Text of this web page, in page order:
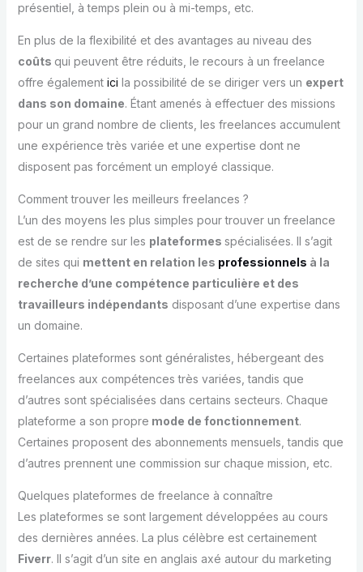
présentiel, à temps plein ou à mi-temps, etc.
En plus de la flexibilité et des avantages au niveau des
coûts qui peuvent être réduits, le recours à un freelance
offre également ici la possibilité de se diriger vers un expert
dans son domaine. Étant amenés à effectuer des missions
pour un grand nombre de clients, les freelances accumulent
une expérience très variée et une expertise dont ne
disposent pas forcément un employé classique.
Comment trouver les meilleurs freelances ?
L’un des moyens les plus simples pour trouver un freelance
est de se rendre sur les plateformes spécialisées. Il s’agit
de sites qui mettent en relation les professionnels à la
recherche d’une compétence particulière et des
travailleurs indépendants disposant d’une expertise dans
un domaine.
Certaines plateformes sont généralistes, hébergeant des
freelances aux compétences très variées, tandis que
d’autres sont spécialisées dans certains secteurs. Chaque
plateforme a son propre mode de fonctionnement.
Certaines proposent des abonnements mensuels, tandis que
d’autres prennent une commission sur chaque mission, etc.
Quelques plateformes de freelance à connaître
Les plateformes se sont largement développées au cours
des dernières années. La plus célèbre est certainement
Fiverr. Il s’agit d’un site en anglais axé autour du marketing